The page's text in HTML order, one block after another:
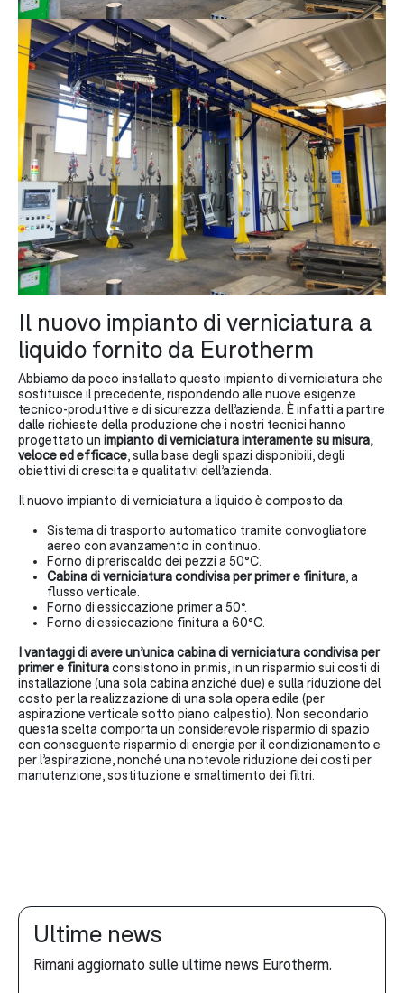
Il nuovo impianto di verniciatura a
liquido fornito da Eurotherm
Abbiamo da poco installato questo impianto di verniciatura che
sostituisce il precedente, rispondendo alle nuove esigenze
tecnico-produttive e di sicurezza dell’azienda. È infatti a partire
dalle richieste della produzione che i nostri tecnici hanno
progettato un impianto di verniciatura interamente su misura,
veloce ed efficace, sulla base degli spazi disponibili, degli
obiettivi di crescita e qualitativi dell’azienda.
Il nuovo impianto di verniciatura a liquido è composto da:
Sistema di trasporto automatico tramite convogliatore
aereo con avanzamento in continuo.
Forno di preriscaldo dei pezzi a 50°C.
Cabina di verniciatura condivisa per primer e finitura, a
flusso verticale.
Forno di essiccazione primer a 50°.
Forno di essiccazione finitura a 60°C.
I vantaggi di avere un’unica cabina di verniciatura condivisa per
primer e finitura consistono in primis, in un risparmio sui costi di
installazione (una sola cabina anziché due) e sulla riduzione del
costo per la realizzazione di una sola opera edile (per
aspirazione verticale sotto piano calpestio). Non secondario
questa scelta comporta un considerevole risparmio di spazio
con conseguente risparmio di energia per il condizionamento e
per l’aspirazione, nonché una notevole riduzione dei costi per
manutenzione, sostituzione e smaltimento dei filtri.
Ultime news
Rimani aggiornato sulle ultime news Eurotherm.